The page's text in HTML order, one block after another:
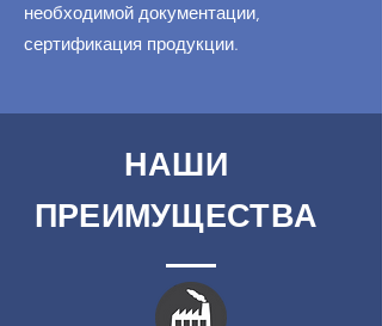
необходимой документации,
сертификация продукции.
НАШИ
ПРЕИМУЩЕСТВА